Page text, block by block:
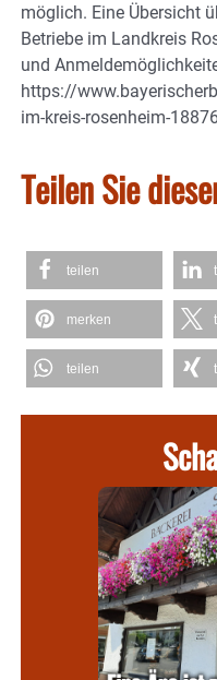
möglich. Eine Übersicht
Betriebe im Landkreis
und
https://
im-kreis-rosenheim-
Teilen Sie
teilen
merken
teilen